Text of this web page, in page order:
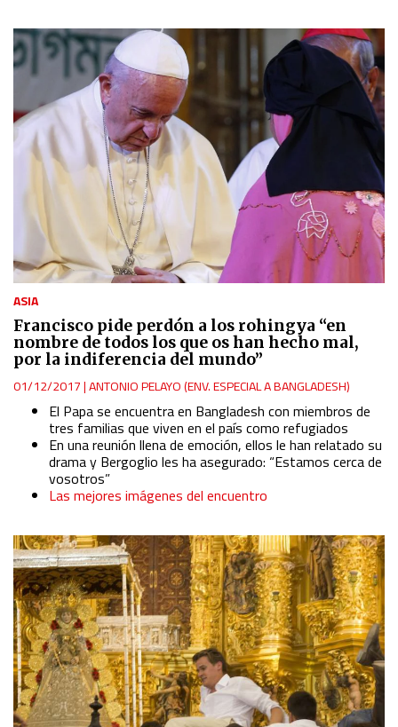
ASIA
Francisco pide perdón a los rohingya “en
nombre de todos los que os han hecho mal,
por la indiferencia del mundo”
01/12/2017|ANTONIO PELAYO (ENV. ESPECIAL A BANGLADESH)
El Papa se encuentra en Bangladesh con miembros de
tres familias que viven en el país como refugiados
En una reunión llena de emoción, ellos le han relatado su
drama y Bergoglio les ha asegurado: “Estamos cerca de
vosotros”
Las mejores imágenes del encuentro